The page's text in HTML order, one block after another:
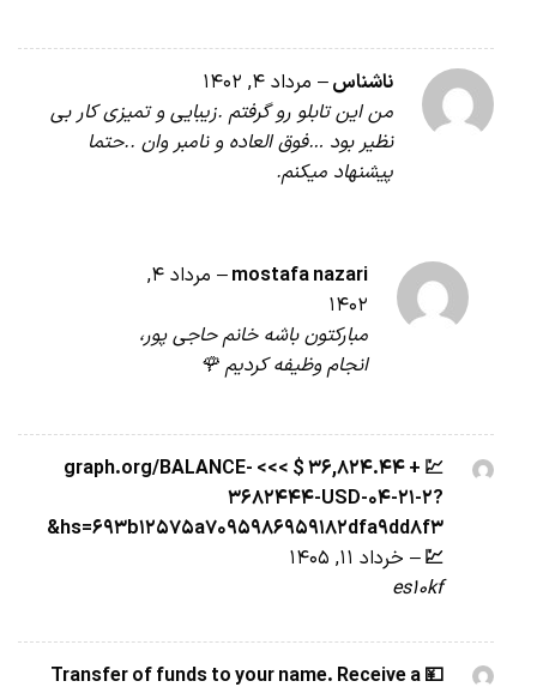
ناشناس– مرداد 4, 1402
من این تابلو رو گرفتم .زیبایی و تمیزی کار بی
نظیر بود …فوق العاده و نامبر وان ..حتما
پیشنهاد میکنم.
mostafa nazari
–
مرداد 4,
1402
مبارکتون باشه خانم حاجی پور،
انجام وظیفه کردیم 🌹
💹 + 36,824.44 $ >>> graph.org/BALANCE-
3682444-USD-04-21-2?
hs=693b12575a7095986959182dfa9dd8f3&
💹
– خرداد 11, 1405
es10kf
💴 Transfer of funds to your name. Receive a